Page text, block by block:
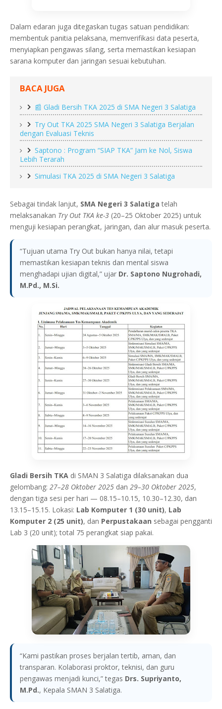
Dalam edaran juga ditegaskan tugas satuan pendidikan:
membentuk panitia pelaksana, memverifikasi data peserta,
menyiapkan pengawas silang, serta memastikan kesiapan
sarana komputer dan jaringan sesuai kebutuhan.
BACA JUGA
📰 Gladi Bersih TKA 2025 di SMA Negeri 3 Salatiga
Try Out TKA 2025 SMA Negeri 3 Salatiga Berjalan
dengan Evaluasi Teknis
Saptono : Program “SIAP TKA” Jam ke Nol, Siswa
Lebih Terarah
Simulasi TKA 2025 di SMA Negeri 3 Salatiga
Sebagai tindak lanjut, SMA Negeri 3 Salatiga telah
melaksanakan Try Out TKA ke-3 (20–25 Oktober 2025) untuk
menguji kesiapan perangkat, jaringan, dan alur masuk peserta.
“Tujuan utama Try Out bukan hanya nilai, tetapi
memastikan kesiapan teknis dan mental siswa
menghadapi ujian digital,” ujar Dr. Saptono Nugrohadi,
M.Pd., M.Si.
Gladi Bersih TKA di SMAN 3 Salatiga dilaksanakan dua
gelombang: 27–28 Oktober 2025 dan 29–30 Oktober 2025,
dengan tiga sesi per hari — 08.15–10.15, 10.30–12.30, dan
13.15–15.15. Lokasi: Lab Komputer 1 (30 unit), Lab
Komputer 2 (25 unit), dan Perpustakaan sebagai pengganti
Lab 3 (20 unit); total 75 perangkat siap pakai.
“Kami pastikan proses berjalan tertib, aman, dan
transparan. Kolaborasi proktor, teknisi, dan guru
pengawas menjadi kunci,” tegas Drs. Supriyanto,
M.Pd., Kepala SMAN 3 Salatiga.